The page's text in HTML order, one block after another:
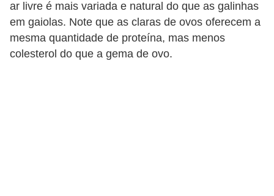
ar livre é mais variada e natural do que as galinhas
em gaiolas. Note que as claras de ovos oferecem a
mesma quantidade de proteína, mas menos
colesterol do que a gema de ovo.